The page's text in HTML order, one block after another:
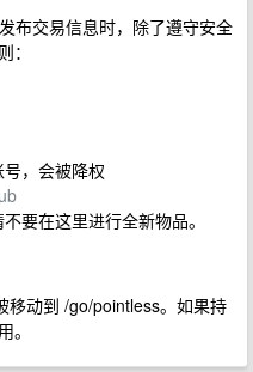
布交易信息时，除了遵守安全
：
，会被降权
要在这里进行全新物品。
移动到 /go/pointless。如果持
。